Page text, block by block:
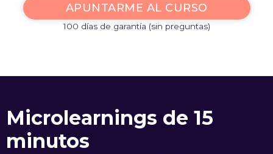
APUNTARME AL CURSO
100 días de garantía (sin preguntas)
Microlearnings de 15
minutos